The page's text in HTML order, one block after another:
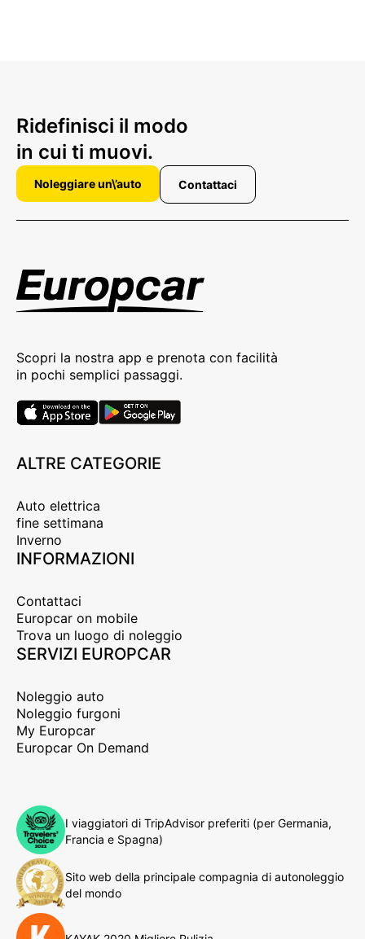
Ridefinisci il modo
in cui ti muovi.
Noleggiare un\’auto Contattaci
Scopri la nostra app e prenota con facilità
in pochi semplici passaggi.
ALTRE CATEGORIE
Auto elettrica
fine settimana
Inverno
INFORMAZIONI
Contattaci
Europcar on mobile
Trova un luogo di noleggio
SERVIZI EUROPCAR
Noleggio auto
Noleggio furgoni
My Europcar
Europcar On Demand
I viaggiatori di TripAdvisor preferiti (per Germania,
Francia e Spagna)
Sito web della principale compagnia di autonoleggio
del mondo